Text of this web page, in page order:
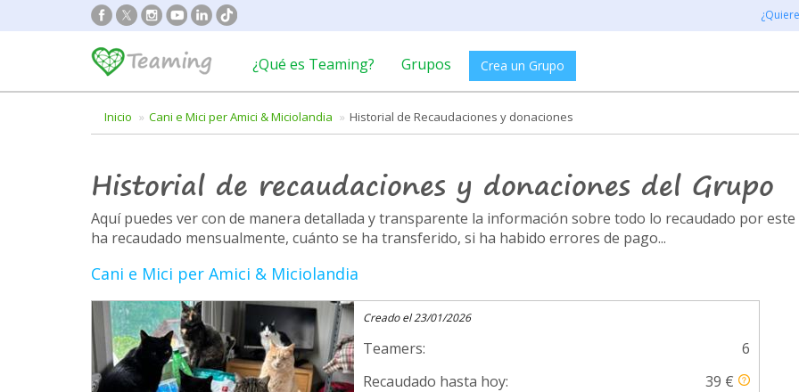
¿Qué es Teaming? Grupos Crea un Grupo
Inicio Cani e Mici per Amici & Miciolandia Historial de Recaudaciones y donaciones
Historial de recaudaciones y donaciones del Grupo
Aquí puedes ver con de manera detallada y transparente la información sobre todo lo recaudado por
ha recaudado mensualmente, cuánto se ha transferido, si ha habido errores de pago...
Cani e Mici per Amici & Miciolandia
Creado el 23/01/2026
Teamers:
6
Recaudado hasta hoy:
39 €